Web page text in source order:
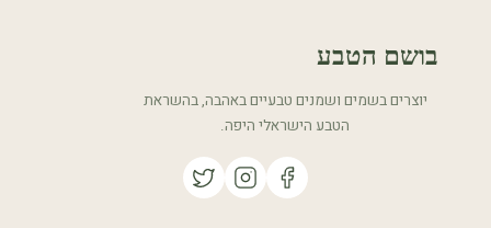
בושם הטבע
יוצרים בשמים ושמנים טבעיים באהבה, בהשראת
הטבע הישראלי היפה.